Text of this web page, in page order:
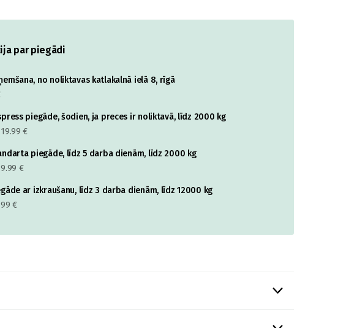
par piegādi
no noliktavas katlakalnā ielā 8, rīgā
piegāde, šodien, ja preces ir noliktavā, līdz 2000 kg
€
piegāde, līdz 5 darba dienām, līdz 2000 kg
€
ar izkraušanu, līdz 3 darba dienām, līdz 12000 kg
€